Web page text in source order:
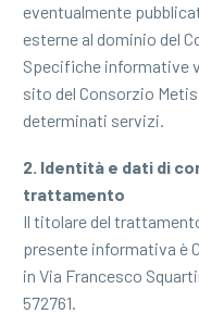
eventualmente
esterne al dominio del
Specifiche informative
sito del Consorzio
determinati servizi.
2. Identità e dati di
trattamento
Il titolare del
presente informativa è
in Via Francesco
572761.